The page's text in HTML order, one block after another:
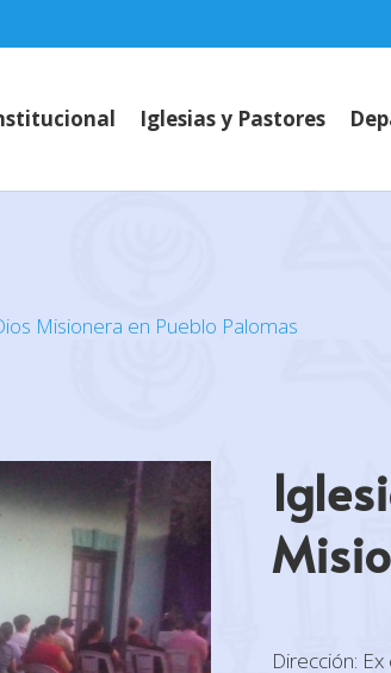
Iglesias y Pastores
Misionera en Pueblo Palomas
Dirección: